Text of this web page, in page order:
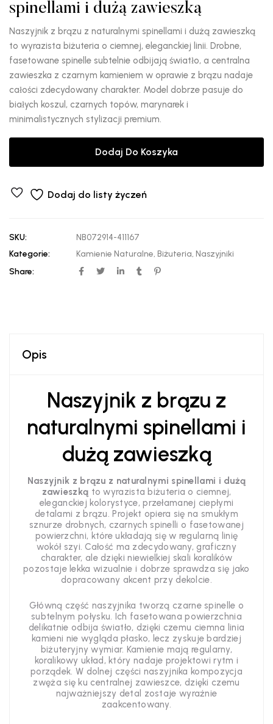
spinellami i dużą zawieszką
Naszyjnik z brązu z naturalnymi spinellami i dużą zawieszką
to wyrazista biżuteria o ciemnej, eleganckiej linii. Drobne,
fasetowane spinelle subtelnie odbijają światło, a centralna
zawieszka z czarnym kamieniem w oprawie z brązu nadaje
całości zdecydowany charakter. Model dobrze pasuje do
białych koszul, czarnych topów, marynarek i
minimalistycznych stylizacji premium.
Dodaj Do Koszyka
Dodaj do listy życzeń
SKU:
NB072914-411167
Kategorie:
Kamienie Naturalne, Biżuteria, Naszyjniki
Share:
Opis
Naszyjnik z brązu z
naturalnymi spinellami i
dużą zawieszką
Naszyjnik z brązu z naturalnymi spinellami i dużą
zawieszką to wyrazista biżuteria o ciemnej,
eleganckiej kolorystyce, przełamanej ciepłymi
detalami z brązu. Projekt opiera się na smukłym
sznurze drobnych, czarnych spinelli o fasetowanej
powierzchni, które układają się w regularną linię
wokół szyi. Całość ma zdecydowany, graficzny
charakter, ale dzięki niewielkiej skali koralików
pozostaje lekka wizualnie i dobrze sprawdza się jako
dopracowany akcent przy dekolcie.
Główną część naszyjnika tworzą czarne spinelle o
subtelnym połysku. Ich fasetowana powierzchnia
delikatnie odbija światło, dzięki czemu ciemna linia
kamieni nie wygląda płasko, lecz zyskuje bardziej
biżuteryjny wymiar. Kamienie mają regularny,
koralikowy układ, który nadaje projektowi rytm i
porządek. W dolnej części naszyjnika kompozycja
zwęża się ku centralnej zawieszce, dzięki czemu
najważniejszy detal zostaje wyraźnie
zaakcentowany.